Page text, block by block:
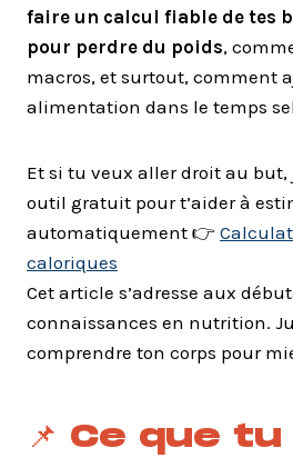
faire un calcul fiable de tes
pour perdre du poids,
macros, et surtout, comment
alimentation dans le temps
Et si tu veux aller droit au but,
outil gratuit pour t’aider à
automatiquement 👉
caloriques
Cet article s’adresse aux
connaissances en nutrition.
comprendre ton corps pour
📌 Ce que